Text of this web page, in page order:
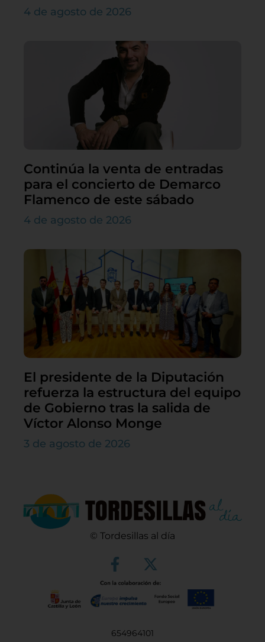
4 de agosto de 2026
Continúa la venta de entradas
para el concierto de Demarco
Flamenco de este sábado
4 de agosto de 2026
El presidente de la Diputación
refuerza la estructura del equipo
de Gobierno tras la salida de
Víctor Alonso Monge
3 de agosto de 2026
© Tordesillas al día
654964101